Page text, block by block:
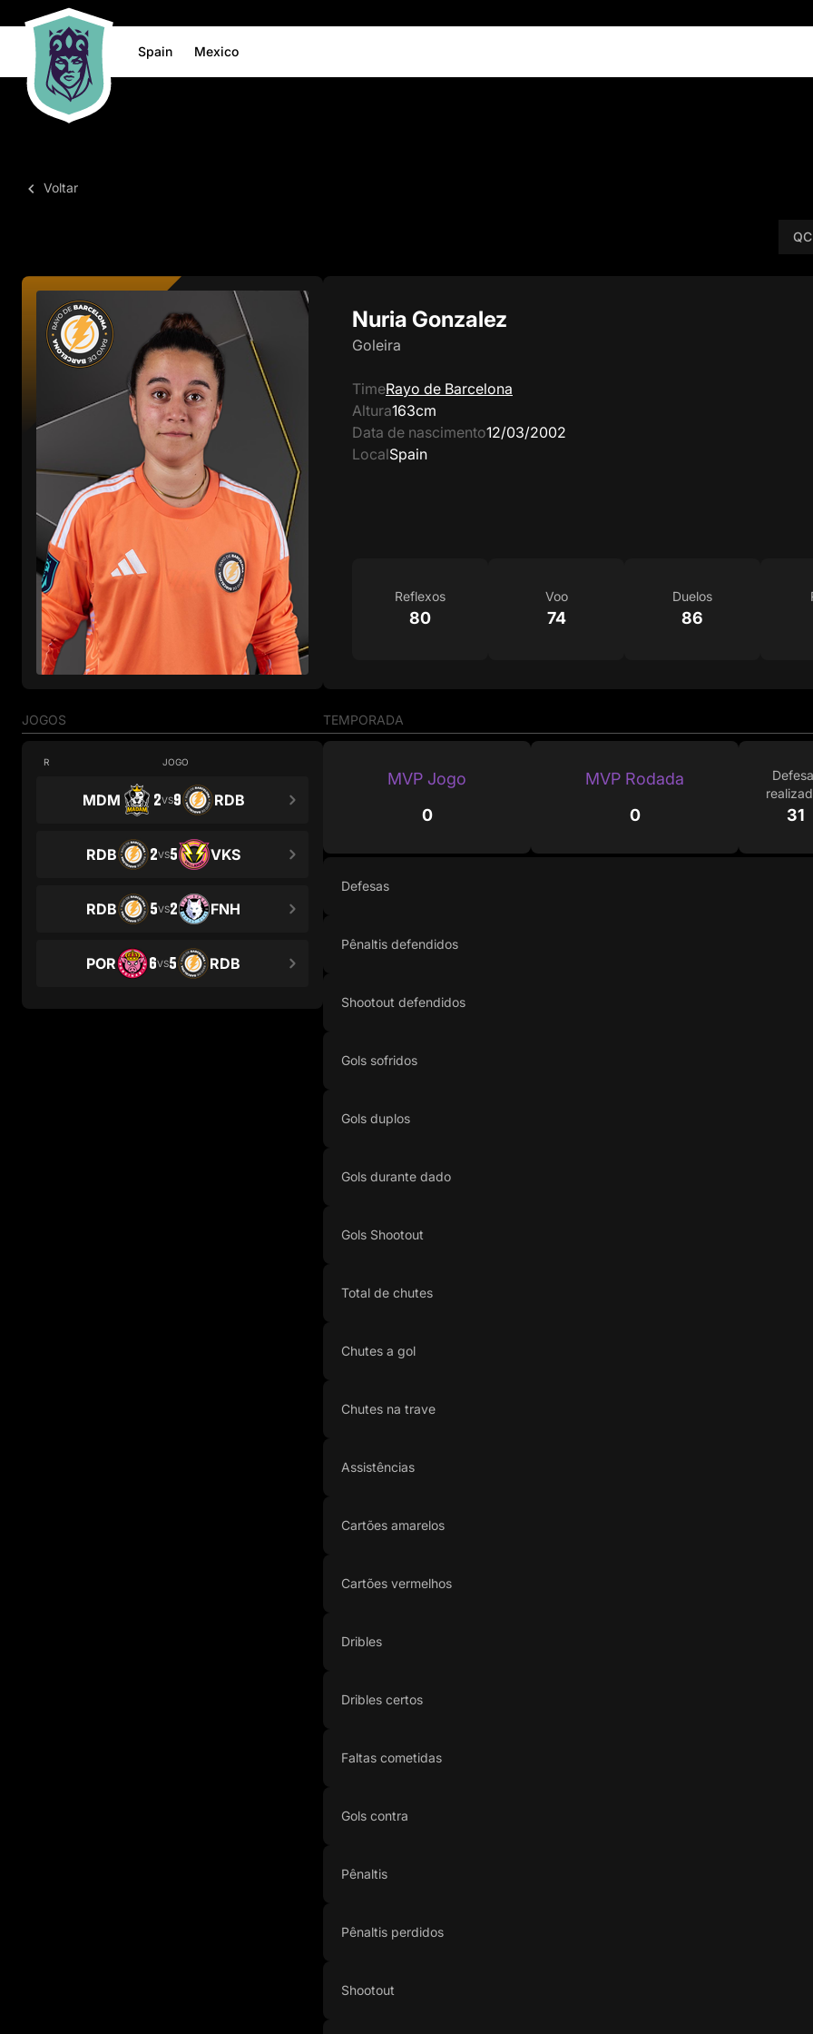
Spain Mexico
Voltar
Nuria Gonzalez
Goleira
TimeRayo de Barcelona
Altura163cm
Data de nascimento12/03/2002
LocalSpain
Reflexos
80
Voo
74
Duelos
86
JOGOS
R JOGO
MDM 2VS9 RDB
RDB 2VS5 VKS
RDB 5VS2 FNH
POR 6VS5 RDB
TEMPORADA
MVP Jogo
0
MVP Rodada
0
31
Defesas
Pênaltis defendidos
Shootout defendidos
Gols sofridos
Gols duplos
Gols durante dado
Gols Shootout
Total de chutes
Chutes a gol
Chutes na trave
Assistências
Cartões amarelos
Cartões vermelhos
Dribles
Dribles certos
Faltas cometidas
Gols contra
Pênaltis
Pênaltis perdidos
Shootout